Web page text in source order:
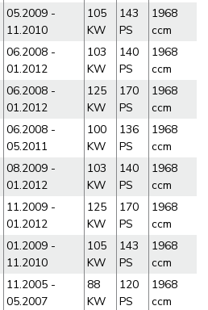
05.2009 -
11.2010
105
KW
143
PS
1968
ccm
06.2008 -
01.2012
103
KW
140
PS
1968
ccm
06.2008 -
01.2012
125
KW
170
PS
1968
ccm
06.2008 -
05.2011
100
KW
136
PS
1968
ccm
08.2009 -
01.2012
103
KW
140
PS
1968
ccm
11.2009 -
01.2012
125
KW
170
PS
1968
ccm
01.2009 -
11.2010
105
KW
143
PS
1968
ccm
11.2005 -
05.2007
88
KW
120
PS
1968
ccm